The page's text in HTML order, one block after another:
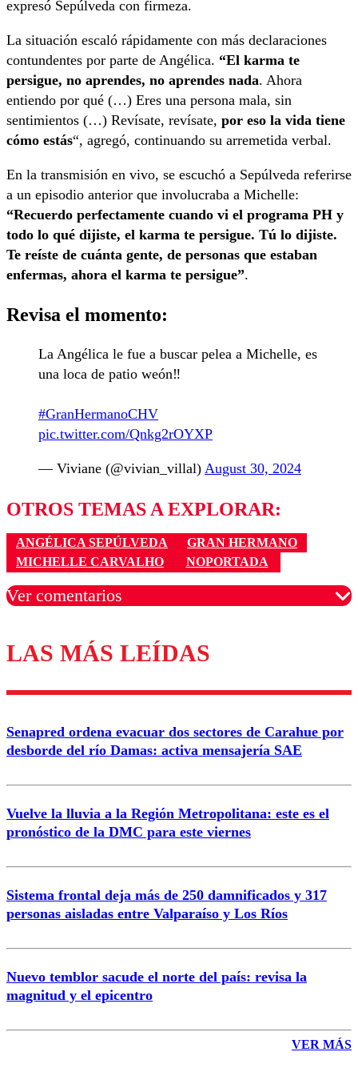
expresó Sepúlveda con firmeza.
La situación escaló rápidamente con más declaraciones
contundentes por parte de Angélica. “El karma te
persigue, no aprendes, no aprendes nada. Ahora
entiendo por qué (…) Eres una persona mala, sin
sentimientos (…) Revísate, revísate, por eso la vida tiene
cómo estás“, agregó, continuando su arremetida verbal.
En la transmisión en vivo, se escuchó a Sepúlveda referirse
a un episodio anterior que involucraba a Michelle:
“Recuerdo perfectamente cuando vi el programa PH y
todo lo qué dijiste, el karma te persigue. Tú lo dijiste.
Te reíste de cuánta gente, de personas que estaban
enfermas, ahora el karma te persigue”.
Revisa el momento:
La Angélica le fue a buscar pelea a Michelle, es
una loca de patio weón‼️
#GranHermanoCHV
pic.twitter.com/Qnkg2rOYXP
— Viviane (@vivian_villal) August 30, 2024
OTROS TEMAS A EXPLORAR:
ANGÉLICA SEPÚLVEDA
GRAN HERMANO
MICHELLE CARVALHO
NOPORTADA
Ver comentarios
Los comentarios son moderados para garantizar un
diálogo respetuoso.
Nombre
Correo
Enviar comentario
LAS MÁS LEÍDAS
Senapred ordena evacuar dos sectores de Carahue por
desborde del río Damas: activa mensajería SAE
Vuelve la lluvia a la Región Metropolitana: este es el
pronóstico de la DMC para este viernes
Sistema frontal deja más de 250 damnificados y 317
personas aisladas entre Valparaíso y Los Ríos
Nuevo temblor sacude el norte del país: revisa la
magnitud y el epicentro
VER MÁS